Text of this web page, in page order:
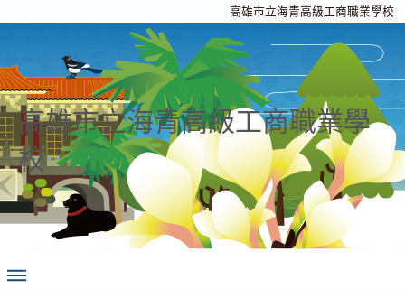
高雄市立海青高級工商職業學校
高雄市立海青高級工商職業學
校